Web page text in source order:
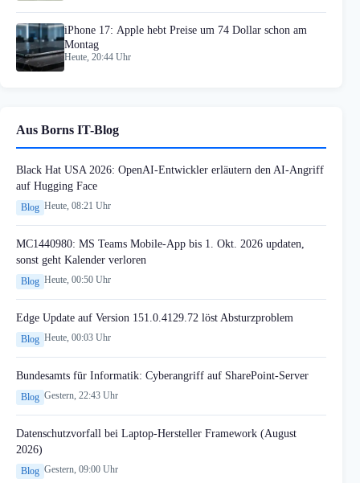
iPhone 17: Apple hebt Preise um 74 Dollar schon am
Montag
Heute, 20:44 Uhr
Aus Borns IT-Blog
Black Hat USA 2026: OpenAI-Entwickler erläutern den AI-Angriff
auf Hugging Face
Blog Heute, 08:21 Uhr
MC1440980: MS Teams Mobile-App bis 1. Okt. 2026 updaten,
sonst geht Kalender verloren
Blog Heute, 00:50 Uhr
Edge Update auf Version 151.0.4129.72 löst Absturzproblem
Blog Heute, 00:03 Uhr
Bundesamts für Informatik: Cyberangriff auf SharePoint-Server
Blog Gestern, 22:43 Uhr
Datenschutzvorfall bei Laptop-Hersteller Framework (August
2026)
Blog Gestern, 09:00 Uhr